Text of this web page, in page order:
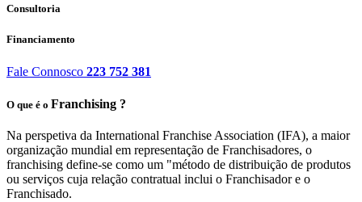
Consultoria
Financiamento
Fale Connosco 223 752 381
O que é o Franchising ?
Na perspetiva da International Franchise Association (IFA), a maior
organização mundial em representação de Franchisadores, o
franchising define-se como um "método de distribuição de produtos
ou serviços cuja relação contratual inclui o Franchisador e o
Franchisado.